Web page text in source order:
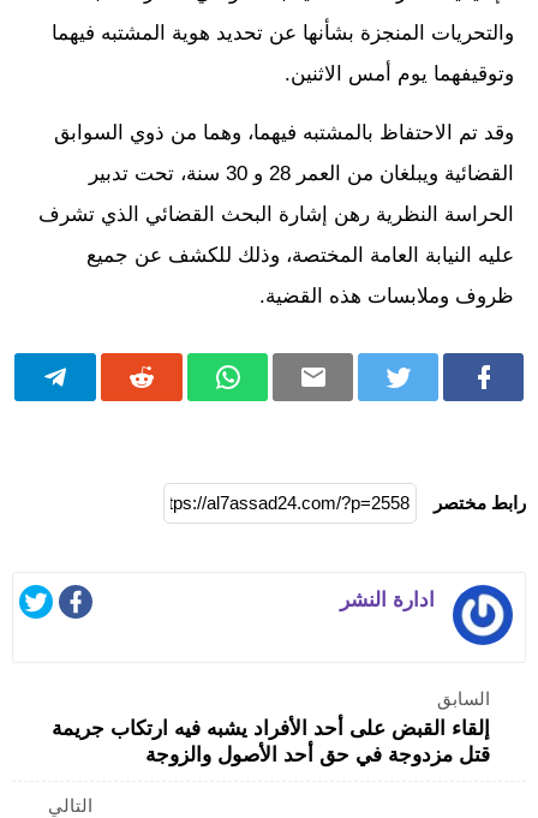
والتحريات المنجزة بشأنها عن تحديد هوية المشتبه فيهما
وتوقيفهما يوم أمس الاثنين.
وقد تم الاحتفاظ بالمشتبه فيهما، وهما من ذوي السوابق
القضائية ويبلغان من العمر 28 و 30 سنة، تحت تدبير
الحراسة النظرية رهن إشارة البحث القضائي الذي تشرف
عليه النيابة العامة المختصة، وذلك للكشف عن جميع
ظروف وملابسات هذه القضية.
رابط مختصر
ادارة النشر
السابق
إلقاء القبض على أحد الأفراد يشبه فيه ارتكاب جريمة
قتل مزدوجة في حق أحد الأصول والزوجة
التالي